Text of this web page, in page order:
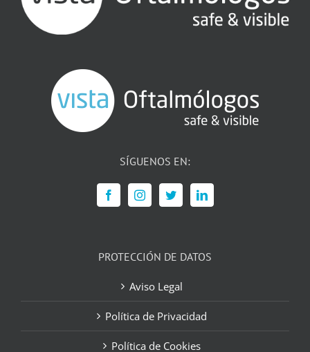
SÍGUENOS EN:
PROTECCIÓN DE DATOS
Aviso Legal
Política de Privacidad
Política de Cookies